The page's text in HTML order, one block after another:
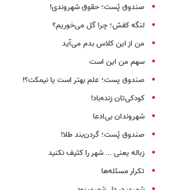
صندوق پُست؛ حقوق شهروندی!
لنگه کفش؛ چرا گل می‌خوریم؟
من از این کلاس بدم می‌آید
سهم من این است
صندوق پست؛ علم بهتر است یا نیمکت؟!
کودکی‌تان زنده‌باد!
شهروندان ‌بی‌ادعا
صندوق پُست؛ گردن‌بند طلا!
زباله یعنی ... شهر را کثیف نکنید
تکرار مسئله‌ها